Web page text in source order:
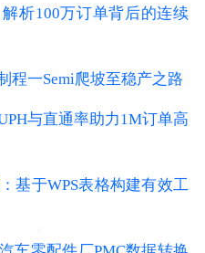
析100万订单背后的连续
程一Semi爬坡至稳产之路
与直通率助力1M订单高
基于WPS表格构建有效工